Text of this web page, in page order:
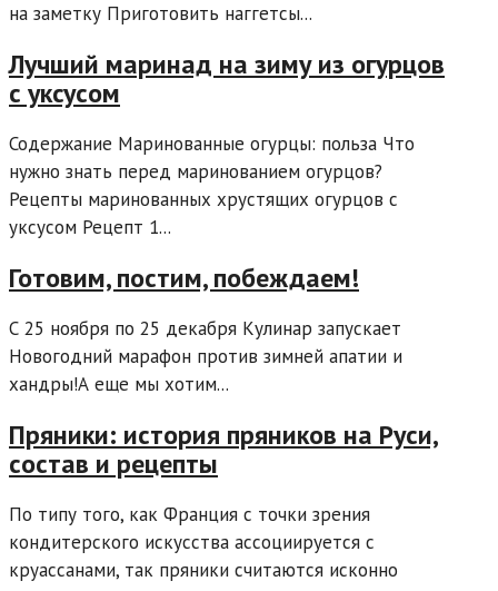
на заметку Приготовить наггетсы...
Лучший маринад на зиму из огурцов
с уксусом
Содержание Маринованные огурцы: польза Что
нужно знать перед маринованием огурцов?
Рецепты маринованных хрустящих огурцов с
уксусом Рецепт 1...
Готовим, постим, побеждаем!
С 25 ноября по 25 декабря Кулинар запускает
Новогодний марафон против зимней апатии и
хандры!А еще мы хотим...
Пряники: история пряников на Руси,
состав и рецепты
По типу того, как Франция с точки зрения
кондитерского искусства ассоциируется с
круассанами, так пряники считаются исконно